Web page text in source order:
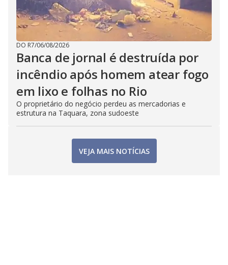
DO R7/06/08/2026
Banca de jornal é destruída por
incêndio após homem atear fogo
em lixo e folhas no Rio
O proprietário do negócio perdeu as mercadorias e
estrutura na Taquara, zona sudoeste
VEJA MAIS NOTÍCIAS